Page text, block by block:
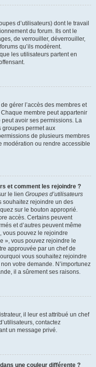
d’utilisateurs) dont le travail
du forum. Ils ont le
de verrouiller, déverrouiller,
qu’ils modèrent.
les utilisateurs partent en
gérer l’accès des membres et
membre peut appartenir
avoir ses permissions. La
groupes permet aux
de plusieurs membres
modération ou rendre accessible
et comment les rejoindre ?
le lien Groupes d’utilisateurs
souhaitez rejoindre un des
sur le bouton approprié.
accès. Certains peuvent
et d’autres peuvent même
vous pouvez le rejoindre
», vous pouvez rejoindre le
approuvée par un chef de
vous souhaitez rejoindre
votre demande. N’importunez
il a sûrement ses raisons.
il leur est attribué un chef
contactez
un message privé.
une couleur différente ?